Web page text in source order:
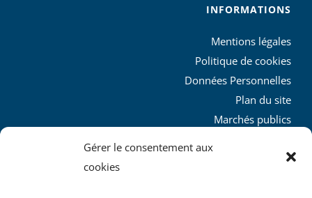
Gérer le consentement aux
cookies
INFORMATIONS
Mentions légales
Politique de cookies
Données Personnelles
Plan du site
Marchés publics
L’agglo recrute